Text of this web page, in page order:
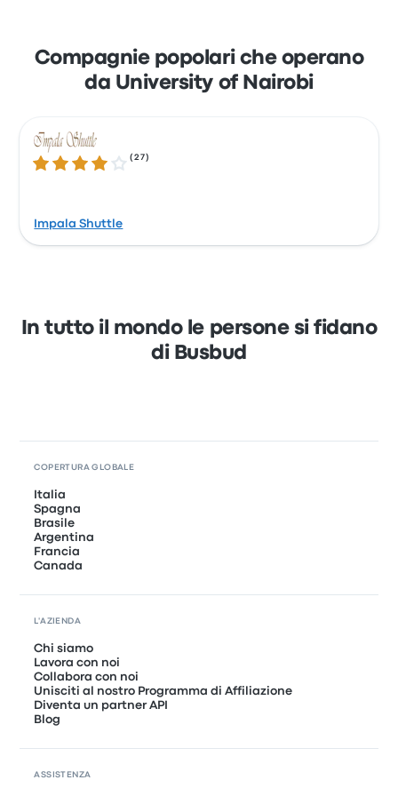
con una carta di credito Mastercard, Visa,
Amex o altre, o tramite servizi di pagamento
come Apple Pay e Google Pay.
Compagnie popolari che operano
da University of Nairobi
3.8 su 5 stelle (27 )
Impala Shuttle
In tutto il mondo le persone si fidano
di Busbud
COPERTURA GLOBALE
Italia
Spagna
Brasile
Argentina
Francia
Canada
L'AZIENDA
Chi siamo
Lavora con noi
Collabora con noi
Unisciti al nostro Programma di Affiliazione
Diventa un partner API
Blog
ASSISTENZA